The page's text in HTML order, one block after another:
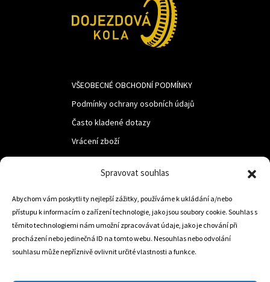
Spravovat souhlas
Abychom vám poskytli ty nejlepší zážitky, používáme k ukládání a/nebo
přístupu k informacím o zařízení technologie, jako jsou soubory cookie. Souhlas s
těmito technologiemi nám umožní zpracovávat údaje, jako je chování při
procházení nebo jedinečná ID na tomto webu. Nesouhlas nebo odvolání
souhlasu může nepříznivě ovlivnit určité vlastnosti a funkce.
VŠEOBECNÉ OBCHODNÍ PODMÍNKY
Podmínky ochrany osobních údajů
Často kladené dotazy
Vrácení zboží
LUF s.r.o.
Nám. M.R.Štefanika 518,
Trstená 02801